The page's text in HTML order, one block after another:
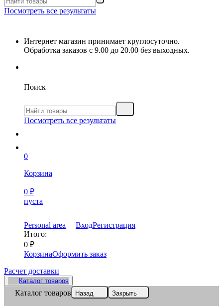
Посмотреть все результаты
Интернет магазин принимает круглосуточно.
Обработка заказов с 9.00 до 20.00 без выходных.
Поиск
Посмотреть все результаты
0
Корзина
0 ₽
пуста
Personal area ВходРегистрация
Итого:
0 ₽
КорзинаОформить заказ
Расчет доставки
Каталог товаров
Каталог товаров Назад Закрыть